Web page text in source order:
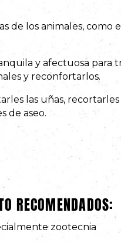
de los animales, como
y afectuosa para
y reconfortarlos.
las uñas,
de aseo.
RECOMENDADOS:
zootecnia